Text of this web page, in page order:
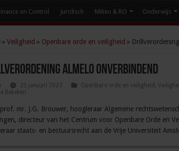
en Control Juridisch Milieu & RO Onderwijs
» Veiligheid » Openbare orde en veiligheid »
Almelo onverbindend
25 januari 2023 Openbare orde en veiligheid ,
Bekeken
mr. J.G. Brouwer, hoogleraar Algemene
directeur van het Centrum voor Openbare Orde en
staats- en bestuursrecht aan de Vrije Universiteit